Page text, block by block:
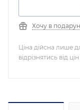
Хочу в
Ціна дійсна лише
відрізнятись від